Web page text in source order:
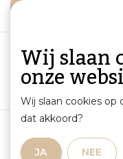
Productinformatie en
Wij slaan
onze
Wij slaan cookies
dat akkoord?
JA NEE